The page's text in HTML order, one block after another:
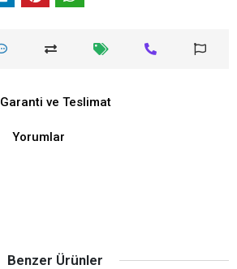
Garanti ve Teslimat
Yorumlar
Benzer Ürünler